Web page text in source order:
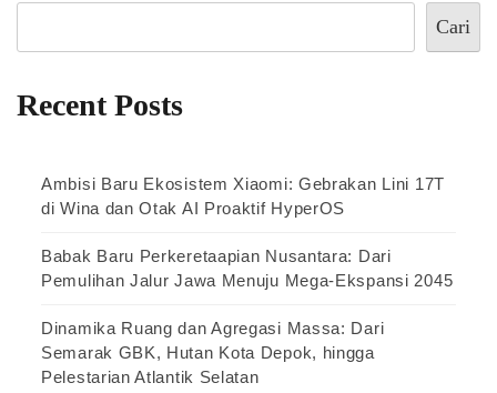
Cari
Recent Posts
Ambisi Baru Ekosistem Xiaomi: Gebrakan Lini 17T
di Wina dan Otak AI Proaktif HyperOS
Babak Baru Perkeretaapian Nusantara: Dari
Pemulihan Jalur Jawa Menuju Mega-Ekspansi 2045
Dinamika Ruang dan Agregasi Massa: Dari
Semarak GBK, Hutan Kota Depok, hingga
Pelestarian Atlantik Selatan